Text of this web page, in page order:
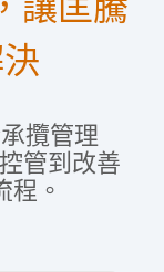
攬管理
管到改善
程。